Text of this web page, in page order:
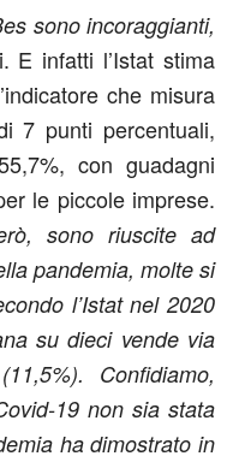
sono incoraggianti,
E infatti l’Istat stima
che misura
7 punti percentuali,
con guadagni
le piccole imprese.
sono riuscite ad
pandemia, molte si
l’Istat nel 2020
su dieci vende via
Confidiamo,
19 non sia stata
ha dimostrato in